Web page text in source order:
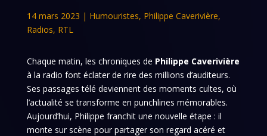
14 mars 2023 | Humouristes, Philippe Caverivière,
Radios, RTL
Chaque matin, les chroniques de Philippe Caverivière
à la radio font éclater de rire des millions d’auditeurs.
Ses passages télé deviennent des moments cultes, où
l’actualité se transforme en punchlines mémorables.
Aujourd’hui, Philippe franchit une nouvelle étape : il
monte sur scène pour partager son regard acéré et